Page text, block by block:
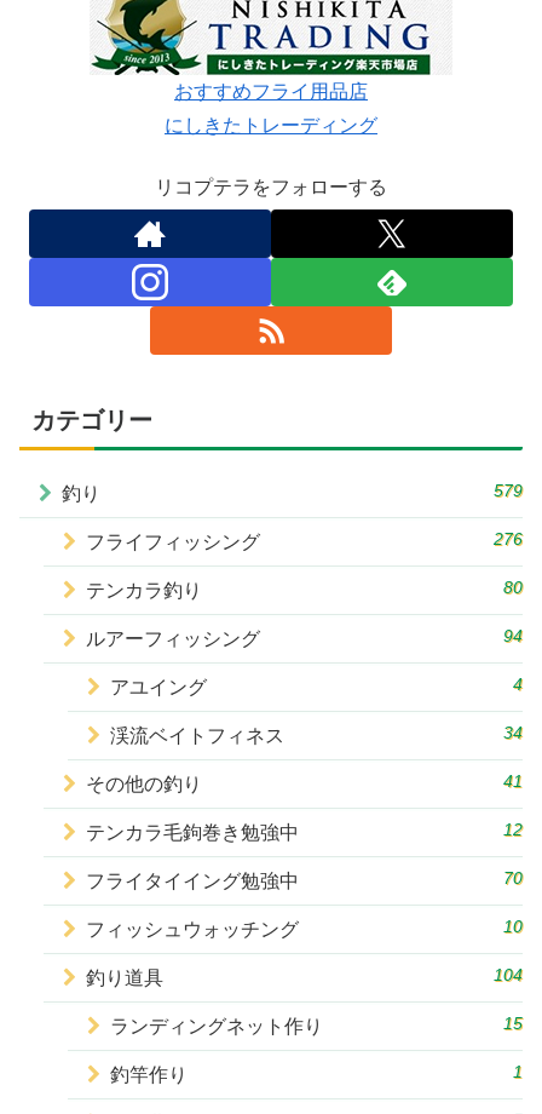
おすすめフライ用品店
にしきたトレーディング
リコプテラをフォローする
カテゴリー
釣り 579
フライフィッシング 276
テンカラ釣り 80
ルアーフィッシング 94
アユイング 4
渓流ベイトフィネス 34
その他の釣り 41
テンカラ毛鉤巻き勉強中 12
フライタイイング勉強中 70
フィッシュウォッチング 10
釣り道具 104
ランディングネット作り 15
釣竿作り 1